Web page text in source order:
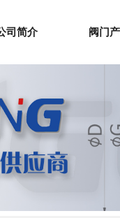
司简介 阀门